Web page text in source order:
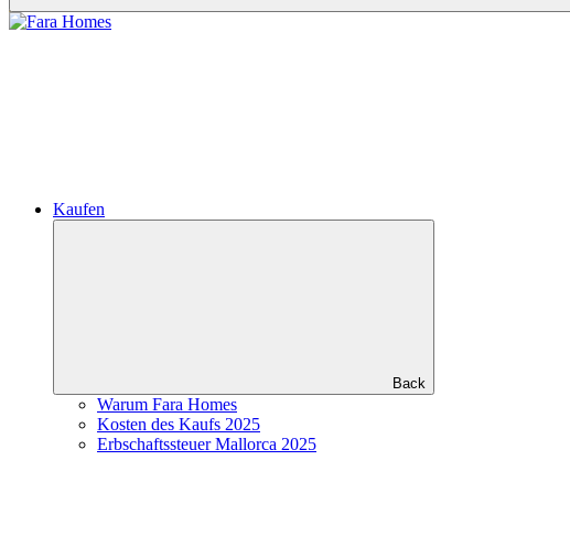
Kaufen
Back
Warum Fara Homes
Kosten des Kaufs 2025
Erbschaftssteuer Mallorca 2025